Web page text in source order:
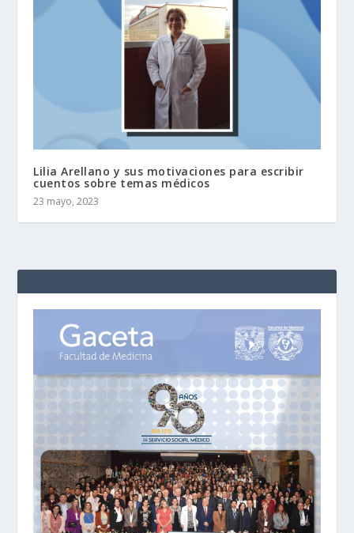
Lilia Arellano y sus motivaciones para escribir
cuentos sobre temas médicos
23 mayo, 2023